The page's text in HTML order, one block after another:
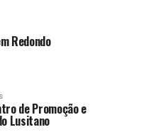
Redondo
de Promoção e
Lusitano